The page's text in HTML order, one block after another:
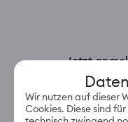
Jetzt
einfach in
E-Mail-Adresse
Wir nutzen auf dieser
Cookies. Diese sind